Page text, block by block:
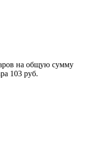
на общую сумму
103 руб.